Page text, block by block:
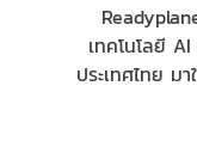
เทคโนโลยี
ประเทศไทย ม